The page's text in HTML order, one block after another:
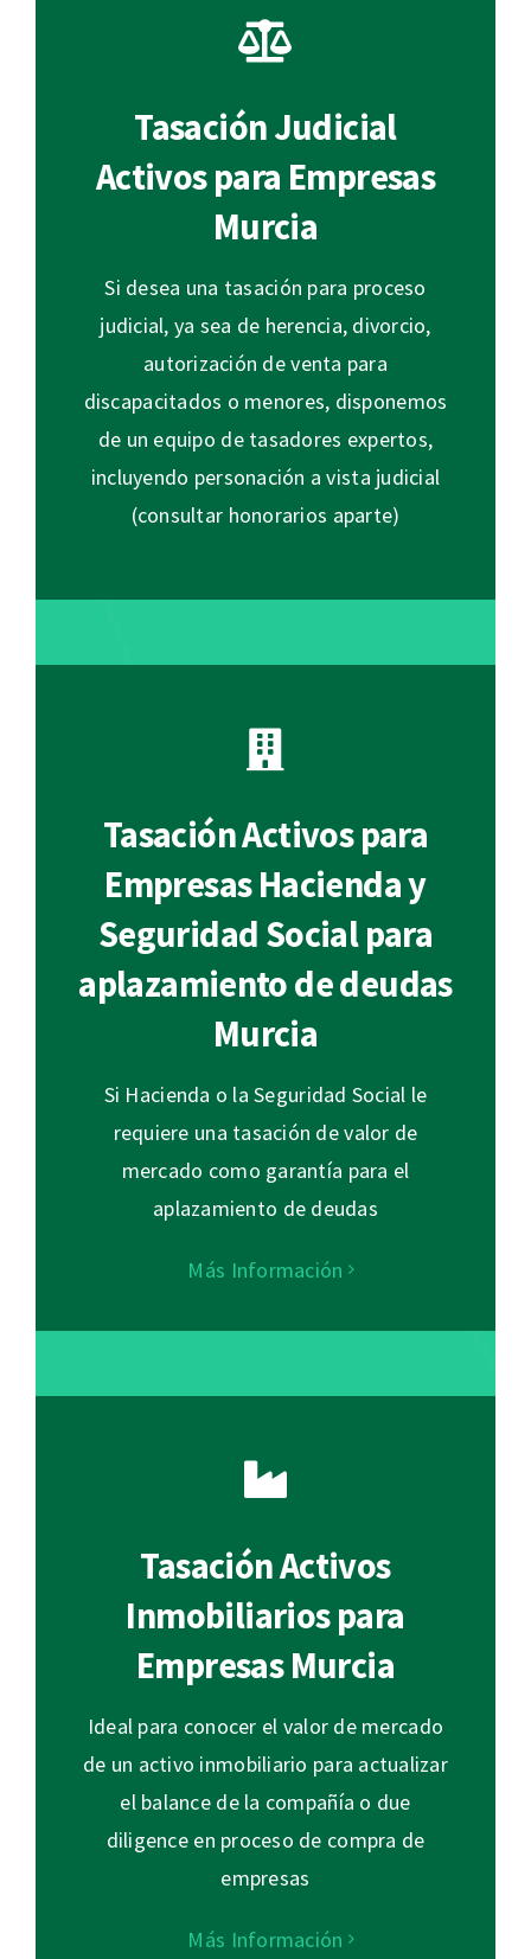
Tasación Judicial
Activos para Empresas
Murcia
Si desea una tasación para proceso
judicial, ya sea de herencia, divorcio,
autorización de venta para
discapacitados o menores, disponemos
de un equipo de tasadores expertos,
incluyendo personación a vista judicial
(consultar honorarios aparte)
Tasación Activos para
Empresas Hacienda y
Seguridad Social para
aplazamiento de deudas
Murcia
Si Hacienda o la Seguridad Social le
requiere una tasación de valor de
mercado como garantía para el
aplazamiento de deudas
Más Información
Tasación Activos
Inmobiliarios para
Empresas Murcia
Ideal para conocer el valor de mercado
de un activo inmobiliario para actualizar
el balance de la compañía o due
diligence en proceso de compra de
empresas
Más Información